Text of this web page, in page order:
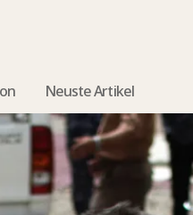
Neuste Artikel